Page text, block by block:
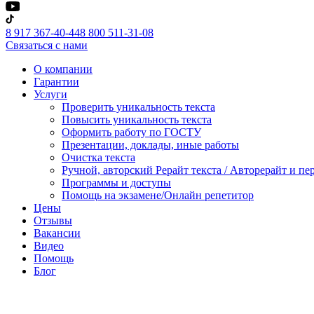
8 917 367-40-448 800 511-31-08
Связаться с нами
О компании
Гарантии
Услуги
Проверить уникальность текста
Повысить уникальность текста
Оформить работу по ГОСТУ
Презентации, доклады, иные работы
Очистка текста
Ручной, авторский Рерайт текста / Авторерайт и
Программы и доступы
Помощь на экзамене/Онлайн репетитор
Цены
Отзывы
Вакансии
Видео
Помощь
Блог